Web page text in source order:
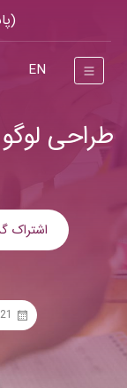
EN
طراحی
اشتراک
21 شهریور 1400